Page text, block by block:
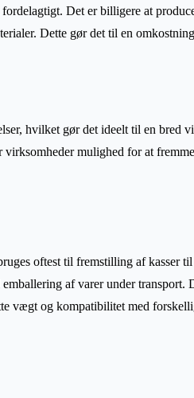
Det er billigere at
Dette gør det til en
hvilket gør det ideelt til en bred
mulighed for at
oftest til fremstilling af kasser
af varer under transport.
vægt og kompatibilitet med